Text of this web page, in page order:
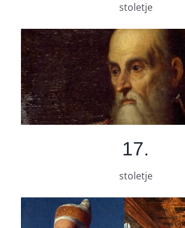
stoletje
17.
stoletje